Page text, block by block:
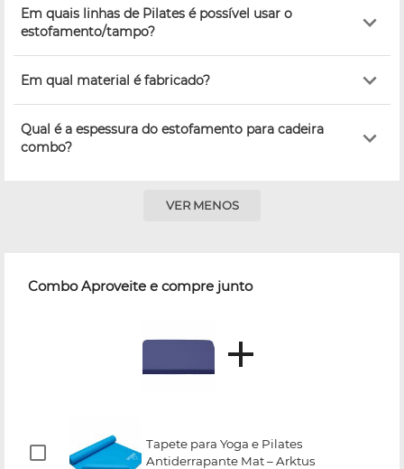
Em quais linhas de Pilates é possível usar o
estofamento/tampo?
Em qual material é fabricado?
Qual é a espessura do estofamento para cadeira
combo?
VER MENOS
Combo Aproveite e compre junto
Tapete para Yoga e Pilates
Antiderrapante Mat – Arktus